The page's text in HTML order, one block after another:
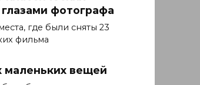
фотографа
где были сняты 23
фильма
маленьких вещей